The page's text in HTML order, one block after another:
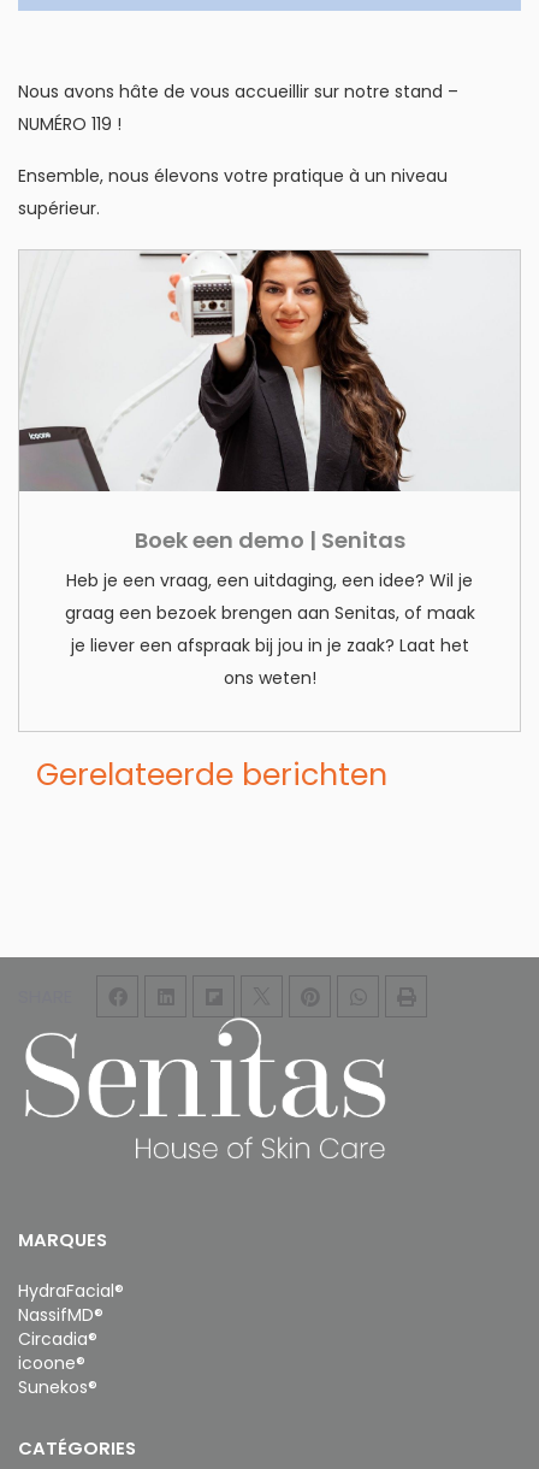
Nous avons hâte de vous accueillir sur notre stand –
NUMÉRO 119 !
Ensemble, nous élevons votre pratique à un niveau
supérieur.
Boek een demo | Senitas
Heb je een vraag, een uitdaging, een idee? Wil je
graag een bezoek brengen aan Senitas, of maak
je liever een afspraak bij jou in je zaak? Laat het
ons weten!
Gerelateerde berichten
MARQUES
HydraFacial®
NassifMD®
Circadia®
icoone®
Sunekos®
CATÉGORIES